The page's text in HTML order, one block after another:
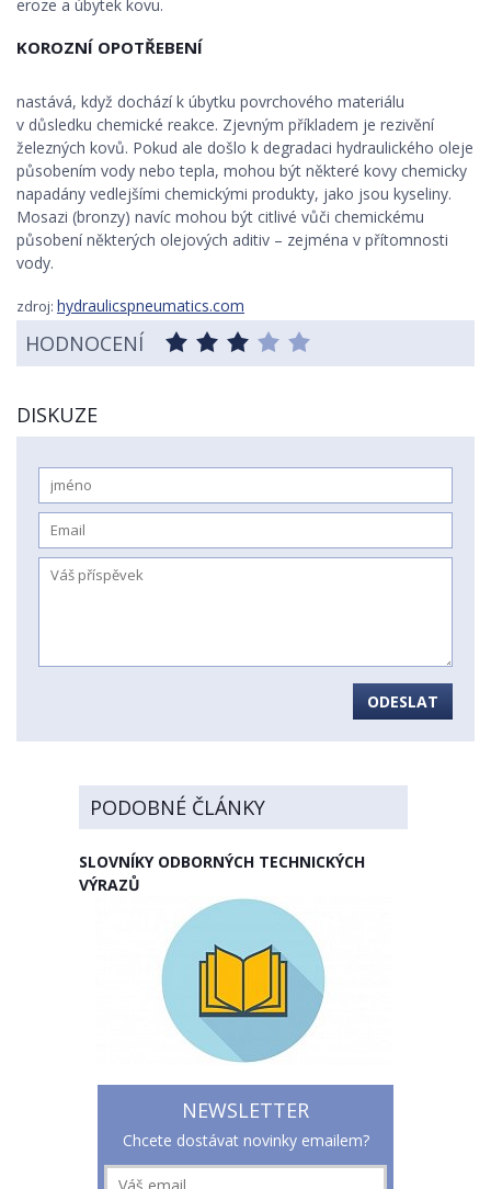
eroze a úbytek kovu.
KOROZNÍ OPOTŘEBENÍ
nastává, když dochází k úbytku povrchového materiálu
v důsledku chemické reakce. Zjevným příkladem je rezivění
železných kovů. Pokud ale došlo k degradaci hydraulického oleje
působením vody nebo tepla, mohou být některé kovy chemicky
napadány vedlejšími chemickými produkty, jako jsou kyseliny.
Mosazi (bronzy) navíc mohou být citlivé vůči chemickému
působení některých olejových aditiv – zejména v přítomnosti
vody.
zdroj: hydraulicspneumatics.com
HODNOCENÍ
DISKUZE
ODESLAT
PODOBNÉ ČLÁNKY
SLOVNÍKY ODBORNÝCH TECHNICKÝCH
VÝRAZŮ
NEWSLETTER
Chcete dostávat novinky emailem?